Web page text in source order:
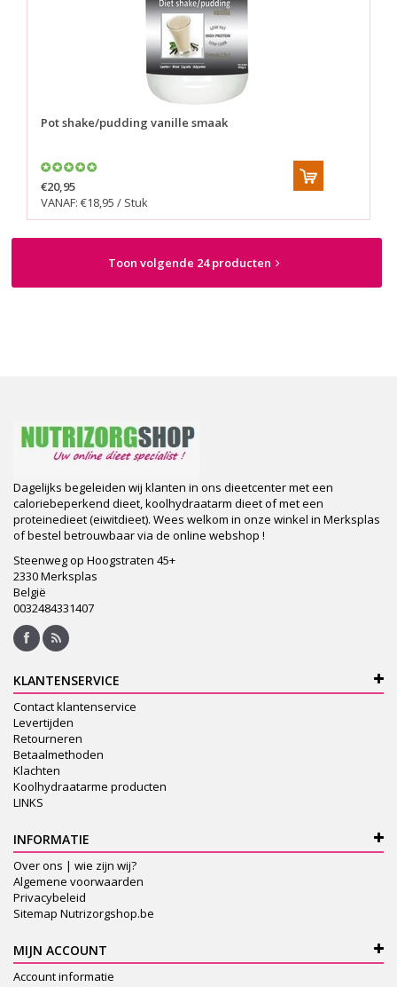
Pot shake/pudding vanille smaak
€20,95
VANAF: €18,95 / Stuk
Toon volgende 24 producten
Dagelijks begeleiden wij klanten in ons dieetcenter met een
caloriebeperkend dieet, koolhydraatarm dieet of met een
proteinedieet (eiwitdieet). Wees welkom in onze winkel in Merksplas
of bestel betrouwbaar via de online webshop !
Steenweg op Hoogstraten 45+
2330 Merksplas
België
0032484331407
KLANTENSERVICE
Contact klantenservice
Levertijden
Retourneren
Betaalmethoden
Klachten
Koolhydraatarme producten
LINKS
INFORMATIE
Over ons | wie zijn wij?
Algemene voorwaarden
Privacybeleid
Sitemap Nutrizorgshop.be
MIJN ACCOUNT
Account informatie